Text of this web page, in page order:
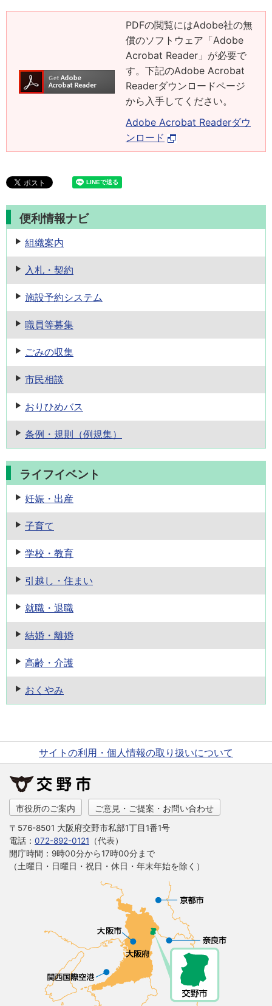
PDFの閲覧にはAdobe社の無
償のソフトウェア「Adobe
Acrobat Reader」が必要で
す。下記のAdobe Acrobat
Readerダウンロードページ
から入手してください。
Adobe Acrobat Readerダウ
ンロード
便利情報ナビ
組織案内
入札・契約
施設予約システム
職員等募集
ごみの収集
市民相談
おりひめバス
条例・規則 （例規集）
ライフイベント
妊娠・出産
子育て
学校・教育
引越し・住まい
就職・退職
結婚・離婚
高齢・介護
おくやみ
サイトの利用・個人情報の取り扱いについて
市役所のご案内 ご意見・ご提案・お問い合わせ
〒576-8501 大阪府交野市私部1丁目1番1号
電話： 072-892-0121 （代表）
開庁時間：9時00分から17時00分まで
（土曜日・日曜日・祝日・休日・年末年始を除く）